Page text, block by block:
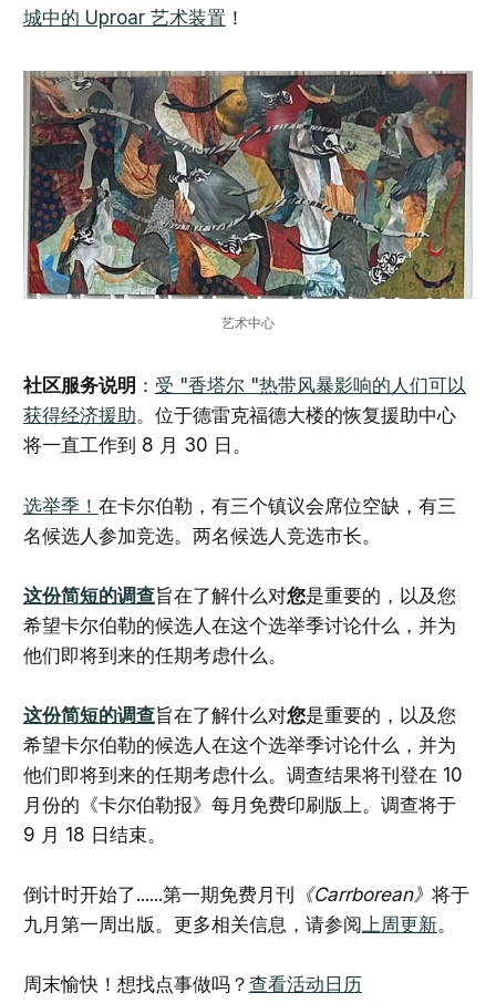
城中的 Uproar 艺术装置 ！
艺术中心
社区服务说明 ： 受 "香塔尔 "热带风暴影响的人们可以
获得经济援助。位于德雷克福德大楼的恢复援助中心
将一直工作到 8 月 30 日。
选举季！ 在卡尔伯勒，有三个镇议会席位空缺，有三
名候选人参加竞选。两名候选人竞选市长。
这份简短的调查旨在了解什么对您是重要的，以及您
希望卡尔伯勒的候选人在这个选举季讨论什么，并为
他们即将到来的任期考虑什么。
这份简短的调查旨在了解什么对您是重要的，以及您
希望卡尔伯勒的候选人在这个选举季讨论什么，并为
他们即将到来的任期考虑什么。调查结果将刊登在 10
月份的《卡尔伯勒报》每月免费印刷版上。调查将于
9 月 18 日结束。
倒计时开始了......第一期免费月刊 《Carrborean》 将于
九月第一周出版。更多相关信息，请参阅上周更新。
周末愉快！想找点事做吗？ 查看活动日历